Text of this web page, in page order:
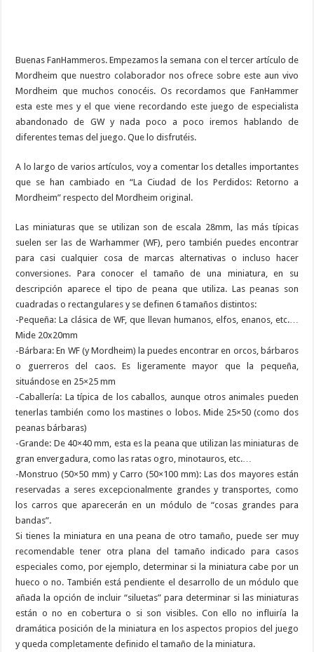
Buenas FanHammeros. Empezamos la semana con el tercer artículo de
Mordheim que nuestro colaborador nos ofrece sobre este aun vivo
Mordheim que muchos conocéis. Os recordamos que FanHammer
esta este mes y el que viene recordando este juego de especialista
abandonado de GW y nada poco a poco iremos hablando de
diferentes temas del juego. Que lo disfrutéis.
A lo largo de varios artículos, voy a comentar los detalles importantes
que se han cambiado en “La Ciudad de los Perdidos: Retorno a
Mordheim” respecto del Mordheim original.
Las miniaturas que se utilizan son de escala 28mm, las más típicas
suelen ser las de Warhammer (WF), pero también puedes encontrar
para casi cualquier cosa de marcas alternativas o incluso hacer
conversiones. Para conocer el tamaño de una miniatura, en su
descripción aparece el tipo de peana que utiliza. Las peanas son
cuadradas o rectangulares y se definen 6 tamaños distintos:
-Pequeña: La clásica de WF, que llevan humanos, elfos, enanos, etc.…
Mide 20x20mm
-Bárbara: En WF (y Mordheim) la puedes encontrar en orcos, bárbaros
o guerreros del caos. Es ligeramente mayor que la pequeña,
situándose en 25×25 mm
-Caballería: La típica de los caballos, aunque otros animales pueden
tenerlas también como los mastines o lobos. Mide 25×50 (como dos
peanas bárbaras)
-Grande: De 40×40 mm, esta es la peana que utilizan las miniaturas de
gran envergadura, como las ratas ogro, minotauros, etc.…
-Monstruo (50×50 mm) y Carro (50×100 mm): Las dos mayores están
reservadas a seres excepcionalmente grandes y transportes, como
los carros que aparecerán en un módulo de “cosas grandes para
bandas”.
Si tienes la miniatura en una peana de otro tamaño, puede ser muy
recomendable tener otra plana del tamaño indicado para casos
especiales como, por ejemplo, determinar si la miniatura cabe por un
hueco o no. También está pendiente el desarrollo de un módulo que
añada la opción de incluir “siluetas” para determinar si las miniaturas
están o no en cobertura o si son visibles. Con ello no influiría la
dramática posición de la miniatura en los aspectos propios del juego
y queda completamente definido el tamaño de la miniatura.